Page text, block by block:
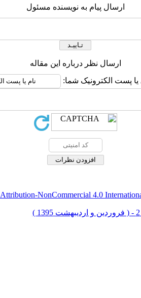
ارسال پیام به نویسنده مسئول
ارسال نظر درباره این مقاله
یا پست الکترونیک شما:
NonCommercial 4.0